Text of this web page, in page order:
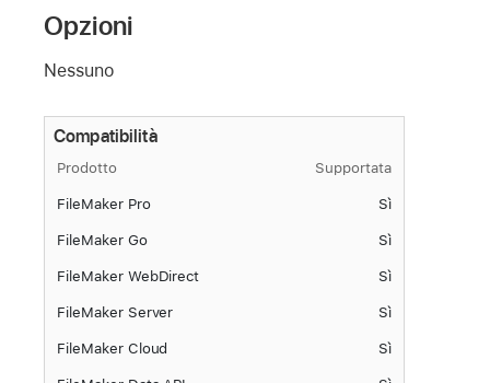
Opzioni
Nessuno
Compatibilità
Prodotto Supportata
FileMaker Pro Sì
FileMaker Go Sì
FileMaker WebDirect Sì
FileMaker Server Sì
FileMaker Cloud Sì